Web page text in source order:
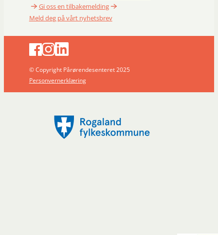
Gi oss en tilbakemelding
Meld deg på vårt nyhetsbrev
© Copyright Pårørendesenteret 2025
Personvernerklæring